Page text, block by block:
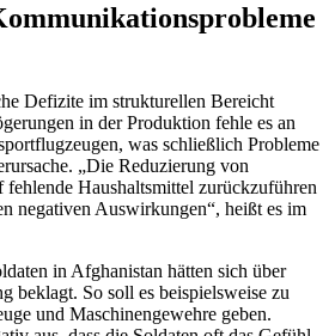
Defizite im strukturellen Bereicht
in der Produktion fehle es an
was schließlich Probleme
„Die Reduzierung von
fehlende Haushaltsmittel zurückzuführen
negativen Auswirkungen“, heißt es im
in Afghanistan hätten sich über
beklagt. So soll es beispielsweise zu
und Maschinengewehre geben.